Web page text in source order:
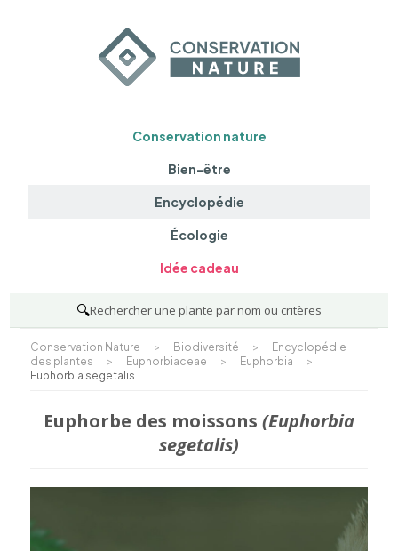
Conservation nature
Bien-être
Encyclopédie
Écologie
Idée cadeau
🔍Rechercher une plante par nom ou critères
Conservation Nature > Biodiversité >
Encyclopédie
des plantes
> Euphorbiaceae > Euphorbia
>
Euphorbia segetalis
Euphorbe des moissons (Euphorbia
segetalis)